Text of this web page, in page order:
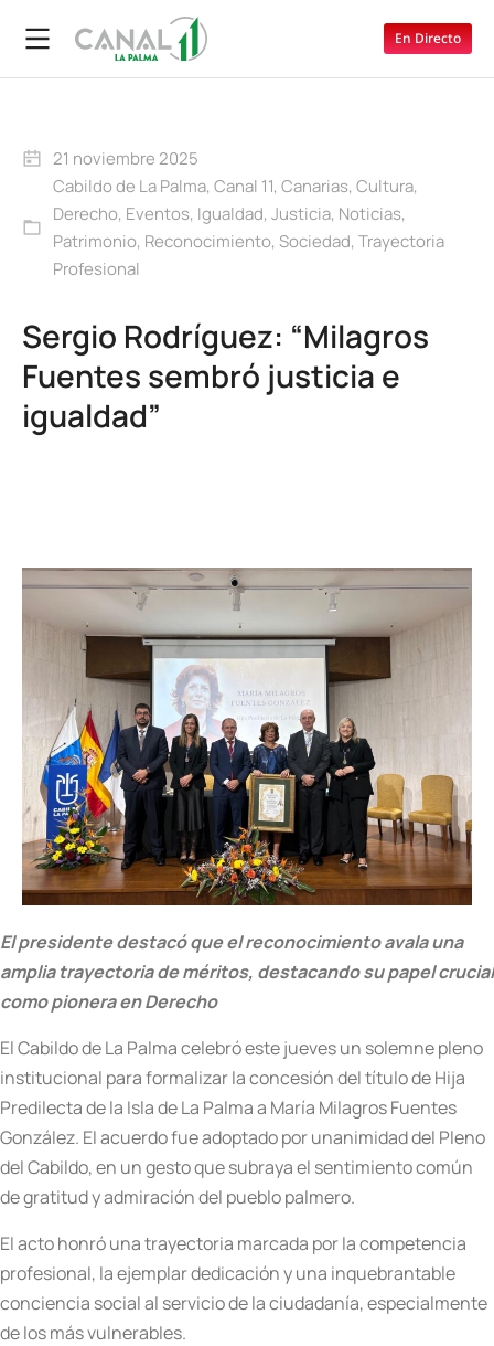
En Directo
21 noviembre 2025
Cabildo de La Palma, Canal 11, Canarias, Cultura,
Derecho, Eventos, Igualdad, Justicia, Noticias,
Patrimonio, Reconocimiento, Sociedad, Trayectoria
Profesional
Sergio Rodríguez: “Milagros
Fuentes sembró justicia e
igualdad”
El presidente destacó que el reconocimiento avala una
amplia trayectoria de méritos, destacando su papel crucial
como pionera en Derecho
El Cabildo de La Palma celebró este jueves un solemne pleno
institucional para formalizar la concesión del título de Hija
Predilecta de la Isla de La Palma a María Milagros Fuentes
González. El acuerdo fue adoptado por unanimidad del Pleno
del Cabildo, en un gesto que subraya el sentimiento común
de gratitud y admiración del pueblo palmero.
El acto honró una trayectoria marcada por la competencia
profesional, la ejemplar dedicación y una inquebrantable
conciencia social al servicio de la ciudadanía, especialmente
de los más vulnerables.